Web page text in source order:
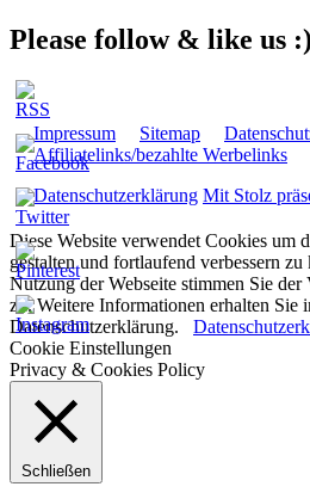
Please follow & like us :)
Impressum Sitemap
Affiliatelinks/bezahlte Werbelinks
Datenschutzerklärung Mit Stolz
Diese Website verwendet Cookies um
gestalten und fortlaufend verbessern
Nutzung der Webseite stimmen Sie
zu. Weitere Informationen erhalten Sie
Datenschutzerklärung.
Cookie Einstellungen
Privacy & Cookies Policy
Schließen